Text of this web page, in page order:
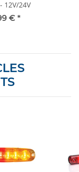
12V/24V
€ *